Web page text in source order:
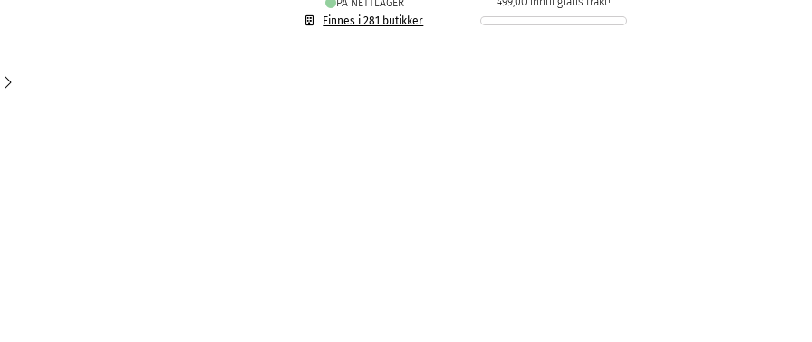
PÅ NETTLAGER
Finnes i 281 butikker